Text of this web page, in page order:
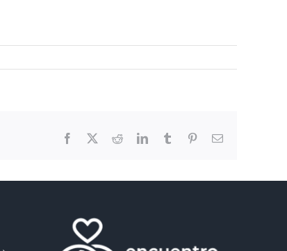
Facebook RedditLinkedInTumblr PinterestEmail